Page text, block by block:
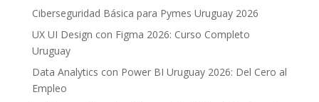
Ciberseguridad Básica para Pymes Uruguay 2026
UX UI Design con Figma 2026: Curso Completo
Uruguay
Data Analytics con Power BI Uruguay 2026: Del Cero al
Empleo